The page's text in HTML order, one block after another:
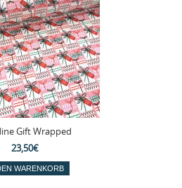
Gift Wrapped
23,50€